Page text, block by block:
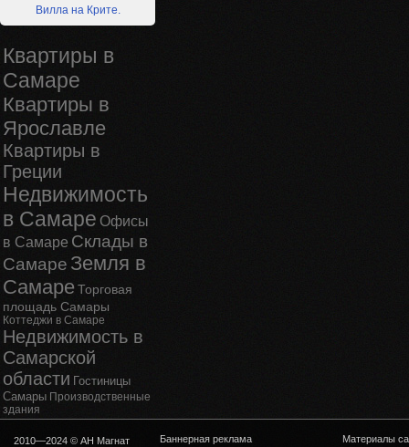
Вилла на Крите.
Квартиры в
Самаре
Квартиры в
Ярославле
Квартиры в
Греции
Недвижимость
в Самаре Офисы
в Самаре Склады в
Самаре Земля в
СамареТорговая
площадь Самары
Коттеджи в Самаре
Недвижимость в
Самарской
области Гостиницы
Самары Производственные
здания
2010—2024 © АН Магнат Баннерная реклама Материалы